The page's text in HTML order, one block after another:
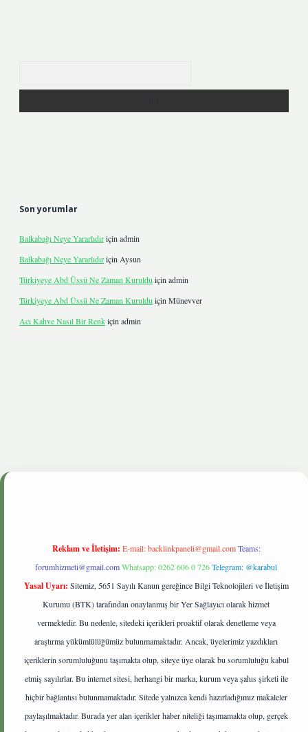
Son yorumlar
Balkabağı Neye Yararlıdıriçin admin
Balkabağı Neye Yararlıdıriçin Aysun
Türkiyeye Abd Üssü Ne Zaman Kuruldu için admin
Türkiyeye Abd Üssü Ne Zaman Kuruldu için Münevver
Acı Kahve Nasıl Bir Renkiçin admin
Reklam ve İletişim: E-mail:backlinkpaneli@gmail.com Teams:
forumhizmeti@gmail.comWhatsapp: 0262 606 0 726Telegram: @karabul
Yasal Uyarı: Sitemiz, 5651 Sayılı Kanun gereğince Bilgi Teknolojileri ve İletişim
Kurumu (BTK) tarafından onaylanmış bir Yer Sağlayıcı olarak hizmet
vermektedir. Bu nedenle, sitedeki içerikleri proaktif olarak denetleme veya
araştırma yükümlülüğümüz bulunmamaktadır. Ancak, üyelerimiz yazdıkları
içeriklerin sorumluluğunu taşımakta olup, siteye üye olarak bu sorumluluğu kabul
etmiş sayılırlar. Bu internet sitesi, herhangi bir marka, kurum veya şahıs şirketi ile
hiçbir bağlantısı bulunmamaktadır. Sitede yalnızca kendi hazırladığımız makaleler
paylaşılmaktadır. Burada yer alan içerikler haber niteliği taşımamakta olup, gerçek